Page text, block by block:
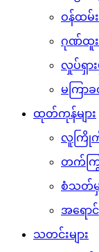
ဝန်ထမ်
ဂုဏ်ထူး
လှုပ်ရှားမှု
မကြာခ
ထုတ်ကုန်များ
လူကြိုက်
တက်ကြွ
စံသတ်
အရော
သတင်းများ